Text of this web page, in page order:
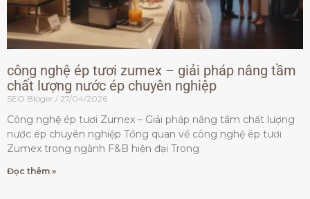
công nghệ ép tươi zumex – giải pháp nâng tầm
chất lượng nước ép chuyên nghiệp
SEO Bloger 27/04/2026
Công nghệ ép tươi Zumex – Giải pháp nâng tầm chất lượng
nước ép chuyên nghiệp Tổng quan về công nghệ ép tươi
Zumex trong ngành F&B hiện đại Trong
Đọc thêm »